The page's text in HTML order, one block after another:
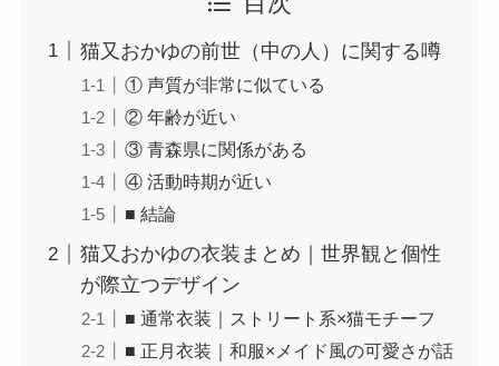
猫又おかゆの前世（中の人）に関する噂
① 声質が非常に似ている
② 年齢が近い
③ 青森県に関係がある
④ 活動時期が近い
■ 結論
猫又おかゆの衣装まとめ｜世界観と個性
が際立つデザイン
■ 通常衣装｜ストリート系×猫モチーフ
■ 正月衣装｜和服×メイド風の可愛さが話